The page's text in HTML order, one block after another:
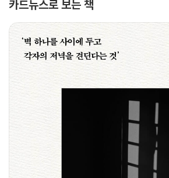
카드뉴스로 보는 책